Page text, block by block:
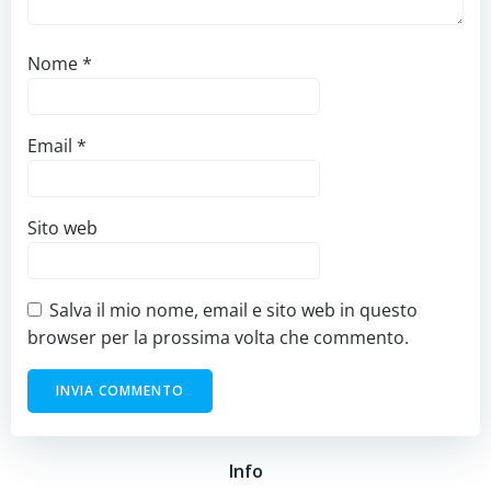
Nome*
Email *
Sito web
Salva il mio nome, email e sito web in questo
browser per la prossima volta che commento.
Info